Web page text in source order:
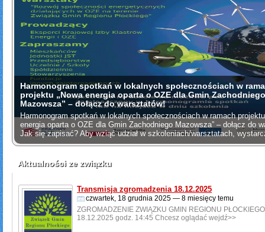
Termomodernizacja budynków użyteczności publicznej w
Regionu Płockiego
Sfinansowano w ramach reakcji Unii na pandemię COVID-19 Tytuł
„Termomodernizacja budynków użyteczności publicznej w Gminach
Płockiego” Beneficjent Związek Gmin Regionu Płockiego Numer
RPMA.12.01.00-14-i215/20-00 Okres realizacji Projektu […]
Aktualności ze związku
Transmisja zgromadzenia 18.12.2025
czwartek, 18 grudnia 2025 — 8 miesięcy temu
ZGROMADZENIE ZWIĄZKU GMIN REGIONU
18.12.2025 godz. 14:45 Chcesz oglądać wejdź>>